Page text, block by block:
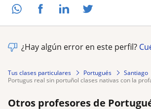
¿Hay algún error en este perfil?
Tus clases particulares Portugués
Santiago
portugus real sin portuñol clases nativas con la
Otros profesores de